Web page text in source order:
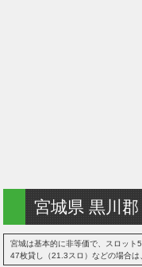
宮城県 黒川郡
宮城は基本的に非等価で、スロット
47枚貸し（21.3スロ）などの場合